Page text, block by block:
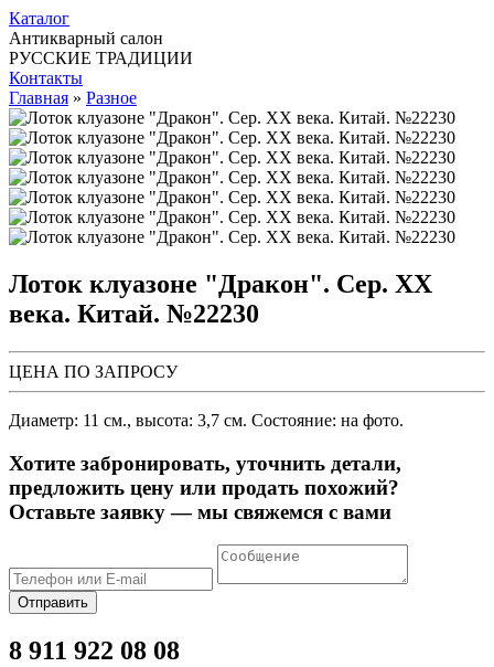
Каталог
Антикварный салон
РУССКИЕ ТРАДИЦИИ
Контакты
Главная » Разное
Лоток клуазоне "Дракон". Сер. ХХ
века. Китай. №22230
ЦЕНА ПО ЗАПРОСУ
Диаметр: 11 см., высота: 3,7 см. Состояние: на фото.
Хотите забронировать, уточнить детали,
предложить цену или продать похожий?
Оставьте заявку — мы свяжемся с вами
Отправить
8 911 922 08 08